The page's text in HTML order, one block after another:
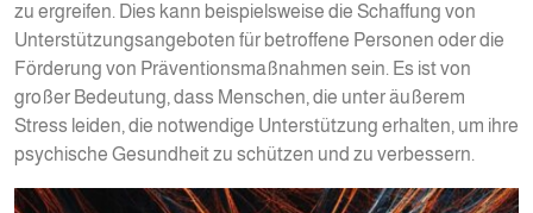
zu ergreifen. Dies kann beispielsweise die Schaffung von
Unterstützungsangeboten für betroffene Personen oder die
Förderung von Präventionsmaßnahmen sein. Es ist von
großer Bedeutung, dass Menschen, die unter äußerem
Stress leiden, die notwendige Unterstützung erhalten, um ihre
psychische Gesundheit zu schützen und zu verbessern.